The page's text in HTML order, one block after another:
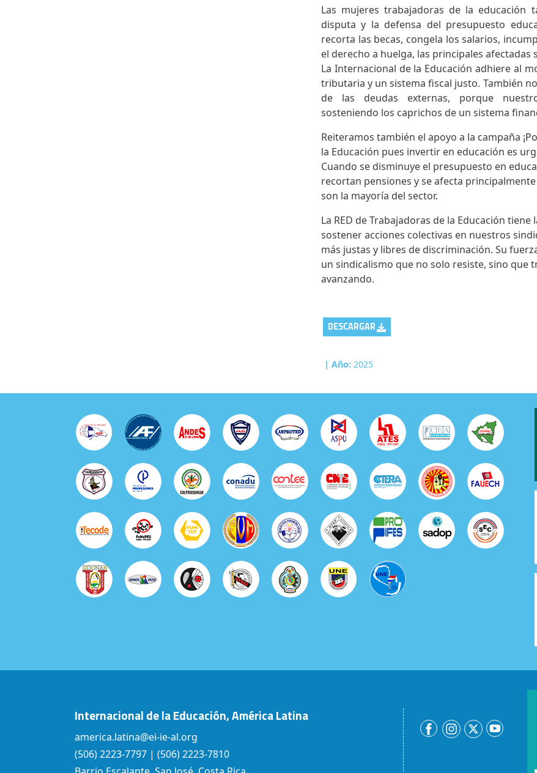
Las mujeres trabajadoras de la educación
disputa y la defensa del presupuesto
recorta las becas, congela los salarios,
el derecho a huelga, las principales afectadas
La Internacional de la Educación adhiere al
tributaria y un sistema fiscal justo. También
de las deudas externas, porque
sosteniendo los caprichos de un sistema
Reiteramos también el apoyo a la campaña
la Educación pues invertir en educación es
Cuando se disminuye el presupuesto en
recortan pensiones y se afecta
son la mayoría del sector.
La RED de Trabajadoras de la Educación
sostener acciones colectivas en nuestros
más justas y libres de discriminación. Su
un sindicalismo que no solo resiste, sino que
avanzando.
DESCARGAR
| Año:2025
Internacional de la Educación, América Latina
america.latina@ei-ie-al.org
(506) 2223-7797 | (506) 2223-7810